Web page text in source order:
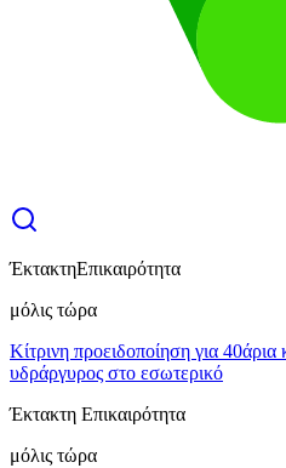
ΈκτακτηΕπικαιρότητα
μόλις τώρα
Κίτρινη προειδοποίηση για
υδράργυρος στο εσωτερικό
Έκτακτη Επικαιρότητα
μόλις τώρα